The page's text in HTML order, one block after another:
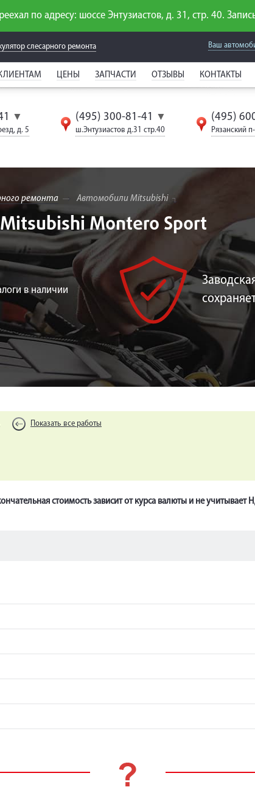
по адресу: шоссе Энтузиастов, д. 31, стр. 40.
слесарного ремонта Ваш
ЦЕНЫ ЗАПЧАСТИ ОТЗЫВЫ КОНТАКТЫ
▼
д. 5
(495) 300-81-41 ▼
ш.Энтузиастов д.31 стр.40
(495)
Рязанский
ремонта Автомобили Mitsubishi
Montero Sport
в наличии
Показать все работы
стоимость зависит от курса валюты и не